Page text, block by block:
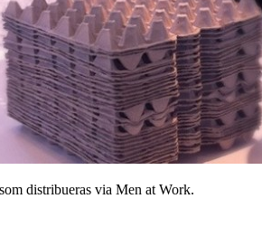
distribueras via Men at Work.